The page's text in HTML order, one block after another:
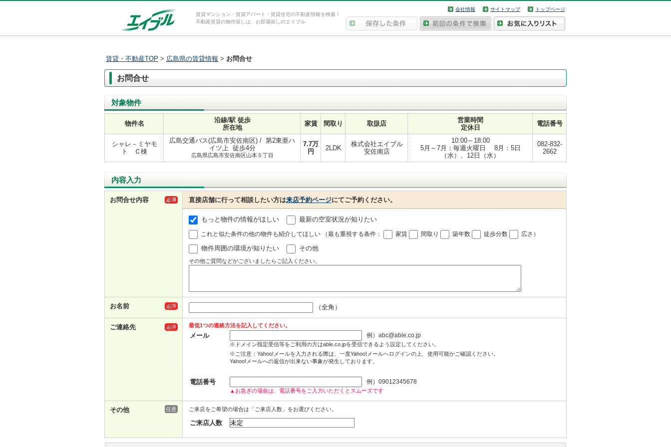
賃貸マンション・賃貸アパート・賃貸住宅の不動産情報を検索！
不動産賃貸の物件探しは、お部屋探しのエイブル
会社情報 サイトマップ トップページ
賃貸・不動産TOP > 広島県の賃貸情報 > お問合せ
お問合せ
対象物件
物件名
沿線/駅 徒歩
所在地
家賃 間取り 取扱店
営業時間
定休日
電話番号
シャレ－ミヤモ
ト Ｃ棟
広島交通バス(広島市安佐南区) / 第2東亜ハ
イツ上 徒歩4分
広島県広島市安佐南区山本５丁目
7.7万
円
2LDK
株式会社エイブル
安佐南店
10:00～18:00
5月～7月：毎週火曜日 8月：5日
（水）、12日（水）
082-832-
2662
内容入力
お問合せ内容 直接店舗に行って相談したい方は来店予約ページにてご予約ください。
もっと物件の情報がほしい 最新の空室状況が知りたい
これと似た条件の他の物件も紹介してほしい （最も重視する条件： 家賃 間取り 築年数 徒歩分数 広さ ）
物件周囲の環境が知りたい その他
その他ご質問などがございましたらご記入ください。
お名前 （全角）
ご連絡先 最低1つの連絡方法を記入してください。
メール 例）abc@able.co.jp
※ドメイン指定受信等をご利用の方はable.co.jpを受信できるよう設定してください。
※ご注意：Yahoo!メールを入力される際は、一度Yahoo!メールへログインの上、使用可能かご確認ください。
Yahoo!メールへの返信が出来ない事象が発生しております。
電話番号 例）09012345678
▲お急ぎの場合は、電話番号をご入力いただくとスムーズです
その他 任意 ご来店をご希望の場合は「ご来店人数」をお選びください。
ご来店人数